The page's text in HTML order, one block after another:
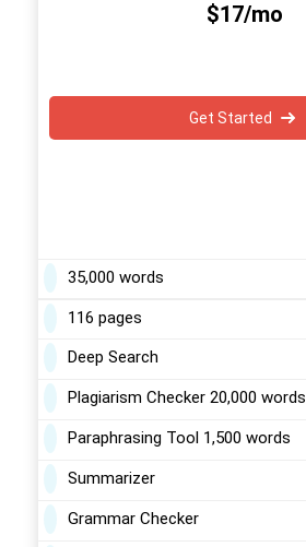
$17/mo
Get Started
35,000 words
116 pages
Deep Search
Plagiarism Checker 20,000 words
Paraphrasing Tool 1,500 words
Summarizer
Grammar Checker